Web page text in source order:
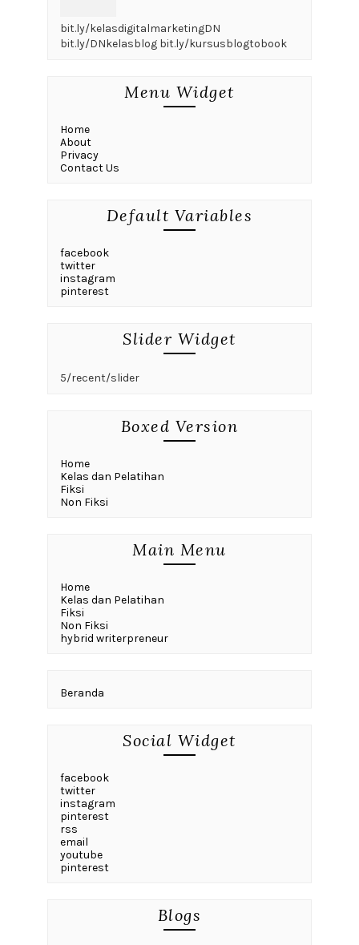
bit.ly/kelasdigitalmarketingDN
bit.ly/DNkelasblog bit.ly/kursusblogtobook
Menu Widget
Home
About
Privacy
Contact Us
Default Variables
facebook
twitter
instagram
pinterest
Slider Widget
5/recent/slider
Boxed Version
Home
Kelas dan Pelatihan
Fiksi
Non Fiksi
Main Menu
Home
Kelas dan Pelatihan
Fiksi
Non Fiksi
hybrid writerpreneur
Beranda
Social Widget
facebook
twitter
instagram
pinterest
rss
email
youtube
pinterest
Blogs